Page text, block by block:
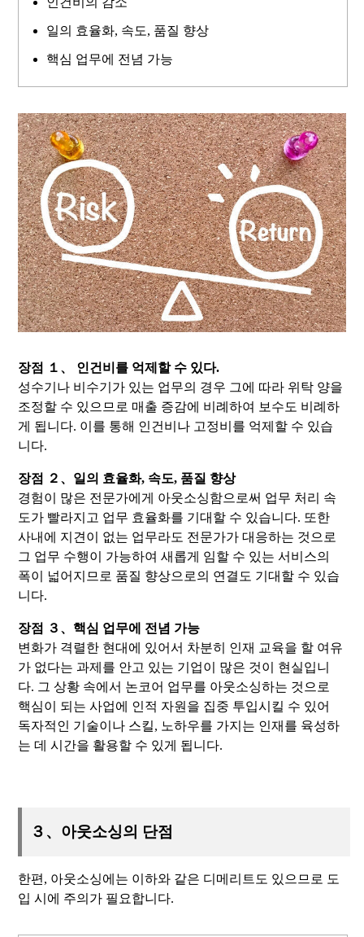
일의 효율화, 속도, 품질 향상
핵심 업무에 전념 가능
장점 １、 인건비를 억제할 수 있다.
성수기나 비수기가 있는 업무의 경우 그에 따라 위탁 양을
조정할 수 있으므로 매출 증감에 비례하여 보수도 비례하
게 됩니다. 이를 통해 인건비나 고정비를 억제할 수 있습
니다.
장점 ２、일의 효율화, 속도, 품질 향상
경험이 많은 전문가에게 아웃소싱함으로써 업무 처리 속
도가 빨라지고 업무 효율화를 기대할 수 있습니다. 또한
사내에 지견이 없는 업무라도 전문가가 대응하는 것으로
그 업무 수행이 가능하여 새롭게 임할 수 있는 서비스의
폭이 넓어지므로 품질 향상으로의 연결도 기대할 수 있습
니다.
장점 ３、핵심 업무에 전념 가능
변화가 격렬한 현대에 있어서 차분히 인재 교육을 할 여유
가 없다는 과제를 안고 있는 기업이 많은 것이 현실입니
다. 그 상황 속에서 논코어 업무를 아웃소싱하는 것으로
핵심이 되는 사업에 인적 자원을 집중 투입시킬 수 있어
독자적인 기술이나 스킬, 노하우를 가지는 인재를 육성하
는 데 시간을 활용할 수 있게 됩니다.
３、아웃소싱의 단점
한편, 아웃소싱에는 이하와 같은 디메리트도 있으므로 도
입 시에 주의가 필요합니다.